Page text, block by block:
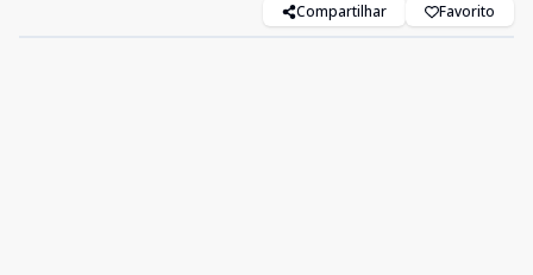
Compartilhar Favorito